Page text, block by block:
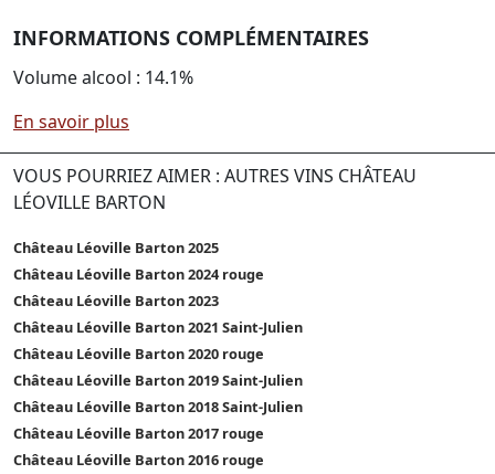
INFORMATIONS COMPLÉMENTAIRES
Volume alcool : 14.1%
En savoir plus
VOUS POURRIEZ AIMER : AUTRES VINS CHÂTEAU
LÉOVILLE BARTON
Château Léoville Barton 2025
Château Léoville Barton 2024 rouge
Château Léoville Barton 2023
Château Léoville Barton 2021 Saint-Julien
Château Léoville Barton 2020 rouge
Château Léoville Barton 2019 Saint-Julien
Château Léoville Barton 2018 Saint-Julien
Château Léoville Barton 2017 rouge
Château Léoville Barton 2016 rouge